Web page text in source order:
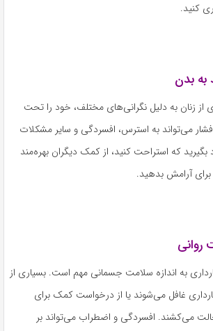
کنید.
از زنان به دلیل نگرانی‌های مختلف، خود را تحت
می‌تواند به استرس، افسردگی و سایر مشکلات
بگیرید که استراحت کنید، از کمک دیگران بهره‌مند
آرامش بدهید.
به اندازه سلامت جسمانی مهم است. بسیاری از
غافل می‌شوند یا از درخواست کمک برای
می‌کشند. افسردگی و اضطراب می‌تواند بر